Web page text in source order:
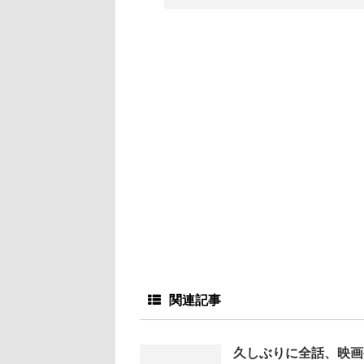
関連記事
久しぶりに全話、映